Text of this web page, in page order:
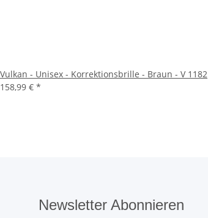
Vulkan - Unisex - Korrektionsbrille - Braun - V 1182
158,99 € *
Newsletter Abonnieren